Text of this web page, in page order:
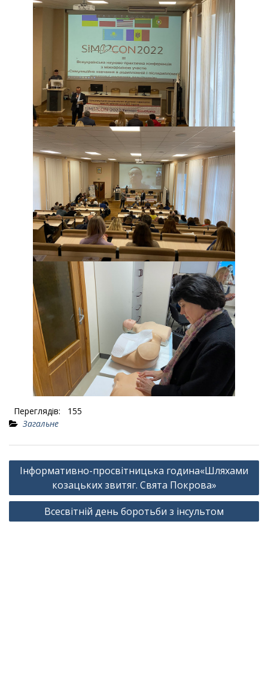
Переглядів:
155
Загальне
Навігація
записів
Інформативно-просвітницька година«Шляхами
козацьких звитяг. Свята Покрова»
Всесвітній день боротьби з інсультом